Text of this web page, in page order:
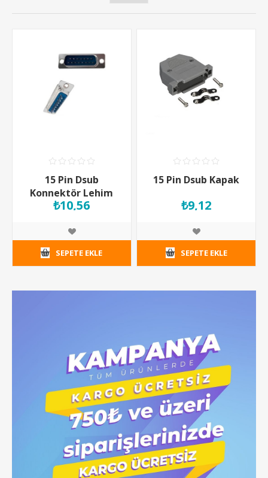
15 Pin Dsub
Konnektör Lehim
Tip Erkek
₺10,56
SEPETE EKLE
15 Pin Dsub Kapak
₺9,12
SEPETE EKLE